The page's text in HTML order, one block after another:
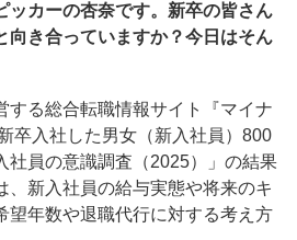
ッカーの杏奈です。新卒の皆さん
向き合っていますか？今日はそん
する総合転職情報サイト『マイナ
卒入社した男女（新入社員）800
社員の意識調査（2025）」の結果
、新入社員の給与実態や将来のキ
望年数や退職代行に対する考え方